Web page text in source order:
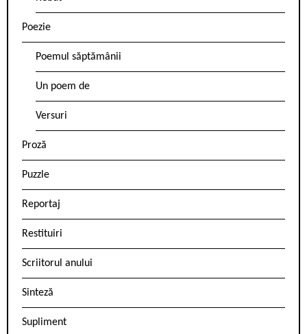
Poezie
Poemul săptămânii
Un poem de
Versuri
Proză
Puzzle
Reportaj
Restituiri
Scriitorul anului
Sinteză
Supliment